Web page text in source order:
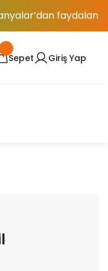
faydalan
Sepet Giriş Yap